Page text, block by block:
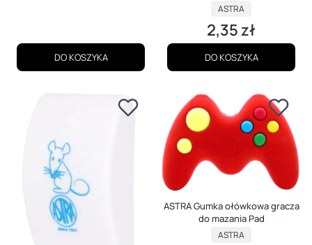
DO KOSZYKA
PRODUCENT
ASTRA
Cena
2,35 zł
DO KOSZYKA
ASTRA Gumka ołówkowa gracza
do mazania Pad
PRODUCENT
ASTRA